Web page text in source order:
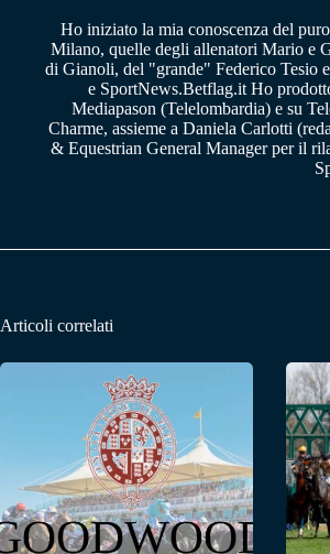
Ho iniziato la mia conoscenza del
Milano, quelle degli allenatori Mario e
di Gianoli, del "grande" Federico Tesio
e SportNews.Betflag.it Ho
Mediapason (Telelombardia) e su
Charme, assieme a Daniela Carlotti
& Equestrian General Manager per il
Articoli correlati